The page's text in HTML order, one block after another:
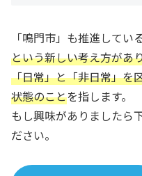
「鳴門市」も推進してい
という新しい考え方があ
「日常」と「非日常」を
状態のことを指します。
もし興味がありましたら
ださい。